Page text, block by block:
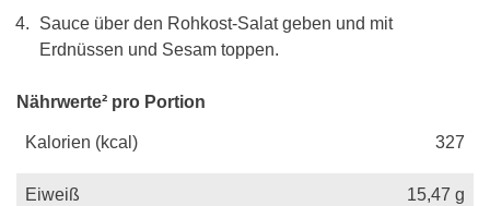
Sauce über den Rohkost-Salat geben und mit
Erdnüssen und Sesam toppen.
Nährwerte² pro Portion
Kalorien (kcal) 327
Eiweiß 15,47 g